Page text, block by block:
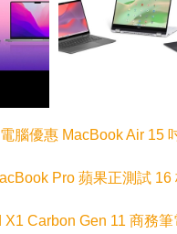
腦優惠 MacBook Air 15
Pro 蘋果正測試 16
X1 Carbon Gen 11 商務